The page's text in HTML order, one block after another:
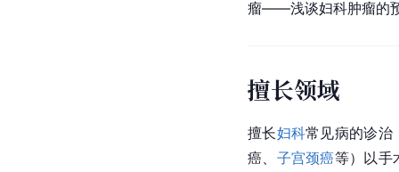
瘤——浅谈妇科肿瘤的
擅长领域
擅长妇科常见病的诊治
癌、 子宫颈癌等）以手